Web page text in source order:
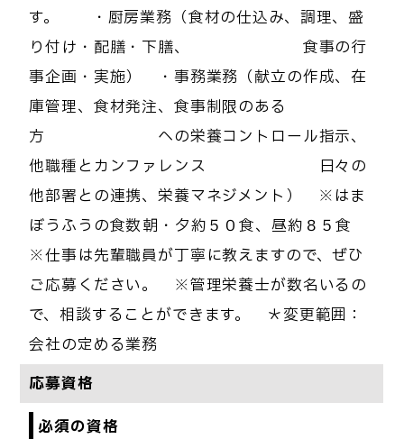
す。 ・厨房業務（食材の仕込み、調理、盛
り付け・配膳・下膳、 食事の行
事企画・実施） ・事務業務（献立の作成、在
庫管理、食材発注、食事制限のある
方 への栄養コントロール指示、
他職種とカンファレンス 日々の
他部署との連携、栄養マネジメント） ※はま
ぼうふうの食数→朝・夕約５０食、昼約８５食
※仕事は先輩職員が丁寧に教えますので、ぜひ
ご応募ください。 ※管理栄養士が数名いるの
で、相談することができます。 ＊変更範囲：
会社の定める業務
応募資格
必須の資格